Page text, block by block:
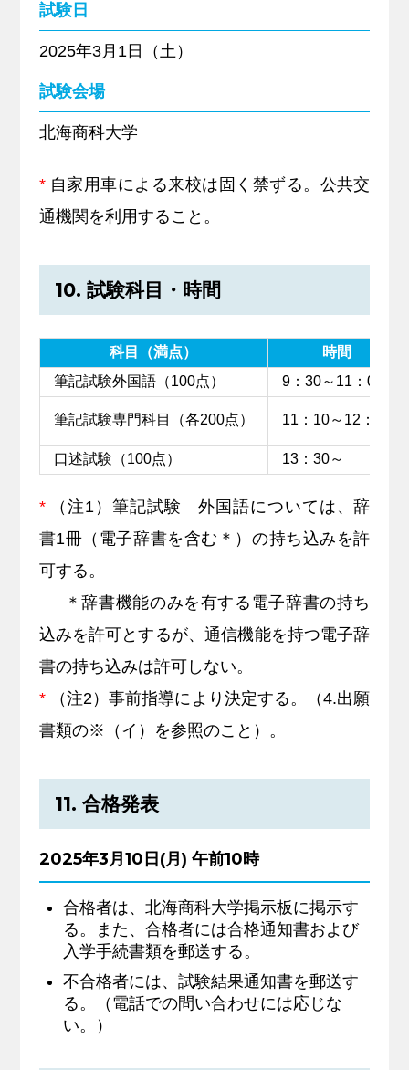
試験日
2025年3月1日（土）
試験会場
北海商科大学
*自家用車による来校は固く禁ずる。公共交
通機関を利用すること。
10. 試験科目・時間
科目（満点）
時間
筆記試験外国語（100点）
9：30～11：00
筆記試験専門科目（各200点） 11：10～12：40
口述試験（100点） 13：30～
*（注1）筆記試験 外国語については、辞
書1冊（電子辞書を含む＊）の持ち込みを許
可する。
＊辞書機能のみを有する電子辞書の持ち
込みを許可とするが、通信機能を持つ電子辞
書の持ち込みは許可しない。
*（注2）事前指導により決定する。（4.出願
書類の※（イ）を参照のこと）。
11. 合格発表
2025年3月10日(月) 午前10時
合格者は、北海商科大学掲示板に掲示す
る。また、合格者には合格通知書および
入学手続書類を郵送する。
不合格者には、試験結果通知書を郵送す
る。（電話での問い合わせには応じな
い。）